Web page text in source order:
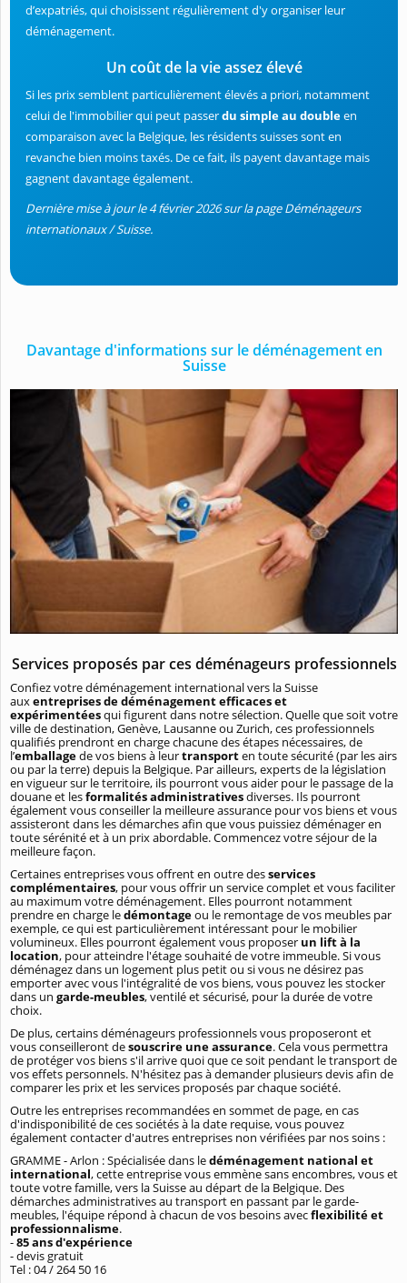
d’expatriés, qui choisissent régulièrement d'y organiser leur
déménagement.
Un coût de la vie assez élevé
Si les prix semblent particulièrement élevés a priori, notamment
celui de l'immobilier qui peut passerdu simple au doubleen
comparaison avec la Belgique, les résidents suisses sont en
revanche bien moins taxés. De ce fait, ils payent davantage mais
gagnent davantage également.
Dernière mise à jour le 4 février 2026 sur la page Déménageurs
internationaux / Suisse.
Davantage d'informations sur le déménagement en
Suisse
Services proposés par ces déménageurs professionnels
Confiez votre déménagement international vers la Suisse
auxentreprises de déménagement efficaces et
expérimentéesqui figurent dans notre sélection. Quelle que soit votre
ville de destination, Genève, Lausanne ou Zurich, ces professionnels
qualifiés prendront en charge chacune des étapes nécessaires, de
l’emballagede vos biens à leurtransporten toute sécurité (par les airs
ou par la terre) depuis la Belgique. Par ailleurs, experts de la législation
en vigueur sur le territoire, ils pourront vous aider pour le passage de la
douane et lesformalités administrativesdiverses. Ils pourront
également vous conseiller la meilleure assurance pour vos biens et vous
assisteront dans les démarches afin que vous puissiez déménager en
toute sérénité et à un prix abordable. Commencez votre séjour de la
meilleure façon.
Certaines entreprises vous offrent en outre desservices
complémentaires, pour vous offrir un service complet et vous faciliter
au maximum votre déménagement. Elles pourront notamment
prendre en charge ledémontageou le remontage de vos meubles par
exemple, ce qui est particulièrement intéressant pour le mobilier
volumineux. Elles pourront également vous proposer un lift à la
location, pour atteindre l'étage souhaité de votre immeuble. Si vous
déménagez dans un logement plus petit ou si vous ne désirez pas
emporter avec vous l'intégralité de vos biens, vous pouvez les stocker
dans un garde-meubles, ventilé et sécurisé, pour la durée de votre
choix.
De plus, certains déménageurs professionnels vous proposeront et
vous conseilleront desouscrire une assurance. Cela vous permettra
de protéger vos biens s'il arrive quoi que ce soit pendant le transport de
vos effets personnels. N'hésitez pas à demander plusieurs devis afin de
comparer les prix et les services proposés par chaque société.
Outre les entreprises recommandées en sommet de page, en cas
d'indisponibilité de ces sociétés à la date requise, vous pouvez
également contacter d'autres entreprises non vérifiées par nos soins :
GRAMME - Arlon : Spécialisée dans ledéménagement national et
international, cette entreprise vous emmène sans encombres, vous et
toute votre famille, vers la Suisse au départ de la Belgique. Des
démarches administratives au transport en passant par le garde-
meubles, l'équipe répond à chacun de vos besoins avecflexibilité et
professionnalisme.
-85 ans d'expérience
- devis gratuit
Tel : 04 / 264 50 16